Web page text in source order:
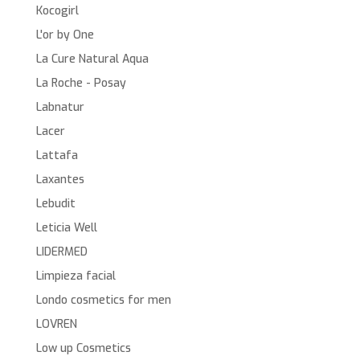
Kocogirl
L'or by One
La Cure Natural Aqua
La Roche - Posay
Labnatur
Lacer
Lattafa
Laxantes
Lebudit
Leticia Well
LIDERMED
Limpieza facial
Londo cosmetics for men
LOVREN
Low up Cosmetics